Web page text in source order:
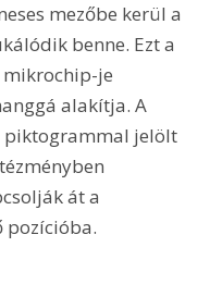
mezőbe kerül a
benne. Ezt a
mikrochip-je
alakítja. A
piktogrammal jelölt
át a
pozícióba.